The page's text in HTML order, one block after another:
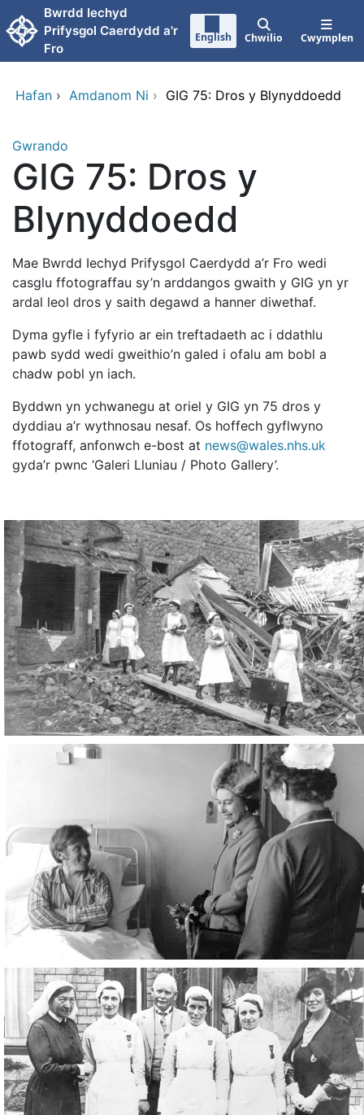
Neidio i'r prif gynnwy
Bwrdd Iechyd
Prifysgol Caerdydd a'r
Fro
English Chwilio Cwymplen
Hafan › Amdanom Ni › GIG 75: Dros y Blynyddoedd
Gwrando
GIG 75: Dros y
Blynyddoedd
Mae Bwrdd Iechyd Prifysgol Caerdydd a’r Fro wedi
casglu ffotograffau sy’n arddangos gwaith y GIG yn yr
ardal leol dros y saith degawd a hanner diwethaf.
Dyma gyfle i fyfyrio ar ein treftadaeth ac i ddathlu
pawb sydd wedi gweithio’n galed i ofalu am bobl a
chadw pobl yn iach.
Byddwn yn ychwanegu at oriel y GIG yn 75 dros y
dyddiau a’r wythnosau nesaf. Os hoffech gyflwyno
ffotograff, anfonwch e-bost at news@wales.nhs.uk
gyda’r pwnc ‘Galeri Lluniau / Photo Gallery’.